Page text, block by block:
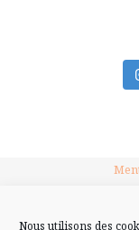
Nous utilisons des